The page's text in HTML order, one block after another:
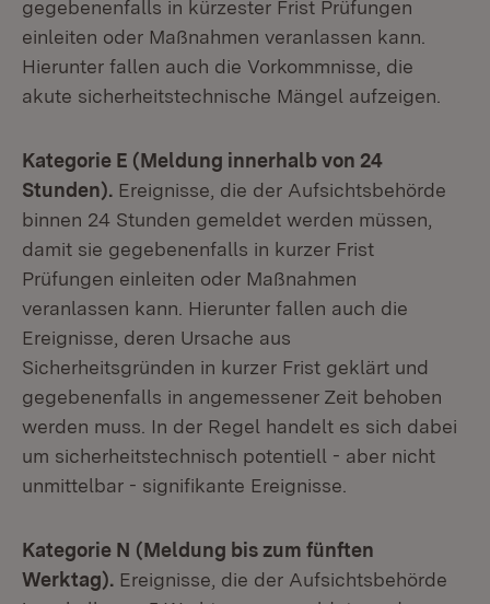
gegebenenfalls in kürzester Frist Prüfungen
einleiten oder Maßnahmen veranlassen kann.
Hierunter fallen auch die Vorkommnisse, die
akute sicherheitstechnische Mängel aufzeigen.
Kategorie E (Meldung innerhalb von 24
Stunden). Ereignisse, die der Aufsichtsbehörde
binnen 24 Stunden gemeldet werden müssen,
damit sie gegebenenfalls in kurzer Frist
Prüfungen einleiten oder Maßnahmen
veranlassen kann. Hierunter fallen auch die
Ereignisse, deren Ursache aus
Sicherheitsgründen in kurzer Frist geklärt und
gegebenenfalls in angemessener Zeit behoben
werden muss. In der Regel handelt es sich dabei
um sicherheitstechnisch potentiell - aber nicht
unmittelbar - signifikante Ereignisse.
Kategorie N (Meldung bis zum fünften
Werktag). Ereignisse, die der Aufsichtsbehörde